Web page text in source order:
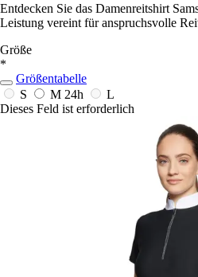
Entdecken Sie das Damenreitshirt
Leistung vereint für anspruchsvolle
Größe
*
Größentabelle
S
M 24h
L
Dieses Feld ist erforderlich